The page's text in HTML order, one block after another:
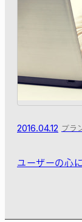
2016.04.12 ブラ
ユーザーの心